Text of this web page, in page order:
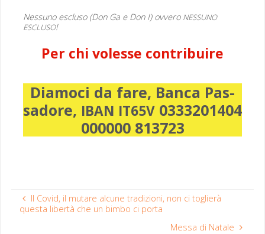
Nes­suno esclu­so (Don Ga e Don I) ovvero NESSUNO
ESCLUSO!
Per chi volesse contribuire
Diamo­ci da fare, Ban­ca Pas­
sadore, IBAN IT65V 0333201404
000000 813723
Il Covid, il mutare alcune tradizioni, non ci toglierà
questa libertà che un bimbo ci porta
Messa di Natale